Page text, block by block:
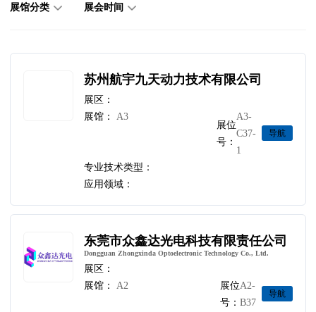
展馆分类 展会时间
苏州航宇九天动力技术有限公司
展区：
展馆：
A3
展位
号：
A3-
C37-
1
导航
专业技术类型：
应用领域：
东莞市众鑫达光电科技有限责任公司
Dongguan Zhongxinda Optoelectronic Technology Co., Ltd.
展区：
展馆：
A2
展位
号：
A2-
B37
导航